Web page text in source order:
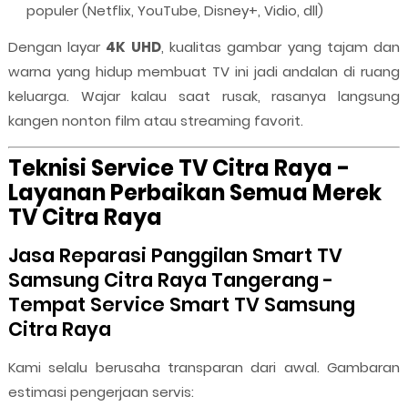
populer (Netflix, YouTube, Disney+, Vidio, dll)
Dengan layar 4K UHD, kualitas gambar yang tajam dan
warna yang hidup membuat TV ini jadi andalan di ruang
keluarga. Wajar kalau saat rusak, rasanya langsung
kangen nonton film atau streaming favorit.
Teknisi Service TV Citra Raya -
Layanan Perbaikan Semua Merek
TV Citra Raya
Jasa Reparasi Panggilan Smart TV
Samsung Citra Raya Tangerang -
Tempat Service Smart TV Samsung
Citra Raya
Kami selalu berusaha transparan dari awal. Gambaran
estimasi pengerjaan servis: